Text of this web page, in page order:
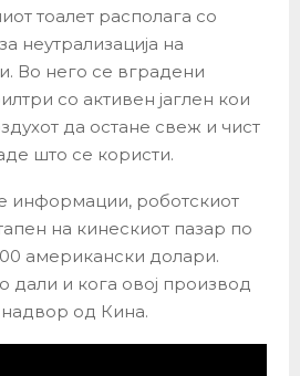
тоалет располага со
неутрализација на
Во него се вградени
со активен јаглен кои
да остане свеж и чист
што се користи.
информации, роботскиот
на кинескиот пазар по
американски долари.
дали и кога овој производ
од Кина.